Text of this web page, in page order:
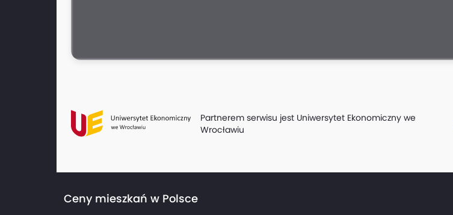
Partnerem serwisu jest Uniwersytet Ekonomiczny we
Wrocławiu
Ceny mieszkań w Polsce